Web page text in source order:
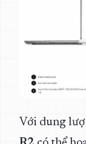
Với dung